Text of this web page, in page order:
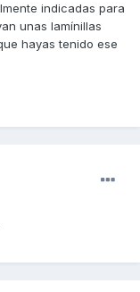
indicadas para
unas lamínillas
hayas tenido ese